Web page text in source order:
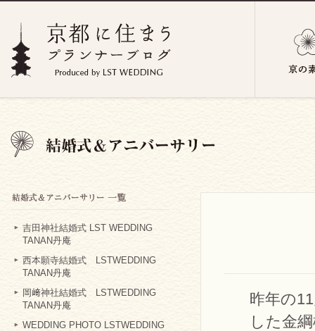
吉田神社結婚式 LST WEDDING
TANAN丹庵
西本願寺結婚式 LSTWEDDING
TANAN丹庵
岡﨑神社結婚式 LSTWEDDING
TANAN丹庵
WEDDING PHOTO LSTWEDDING
昨年の
した金